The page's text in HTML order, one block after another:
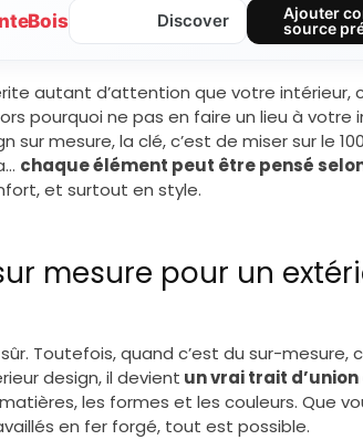
Discover
Ajouter
source
autant d’attention que votre intérieur,
pourquoi ne pas en faire un lieu à votre
mesure, la clé, c’est de miser sur le
chaque élément peut être pensé
et surtout en style.
mesure pour un
Toutefois, quand c’est du sur-mesure,
design, il devient un vrai trait
les formes et les couleurs. Que
en fer forgé, tout est possible.